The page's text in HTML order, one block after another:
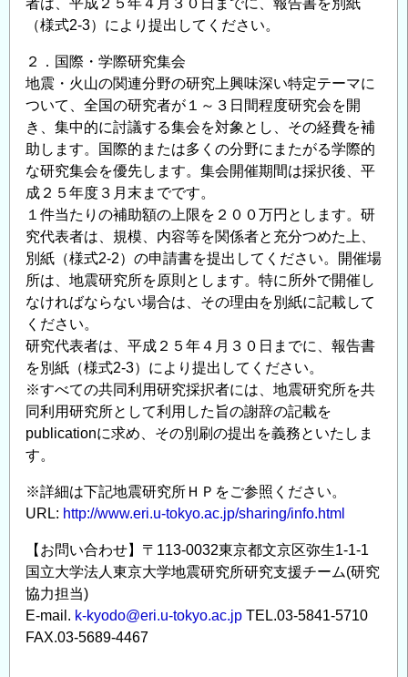
者は、平成２５年４月３０日までに、報告書を別紙
（様式2-3）により提出してください。
２．国際・学際研究集会
地震・火山の関連分野の研究上興味深い特定テーマに
ついて、全国の研究者が１～３日間程度研究会を開
き、集中的に討議する集会を対象とし、その経費を補
助します。国際的または多くの分野にまたがる学際的
な研究集会を優先します。集会開催期間は採択後、平
成２５年度３月末までです。
１件当たりの補助額の上限を２００万円とします。研
究代表者は、規模、内容等を関係者と充分つめた上、
別紙（様式2-2）の申請書を提出してください。開催場
所は、地震研究所を原則とします。特に所外で開催し
なければならない場合は、その理由を別紙に記載して
ください。
研究代表者は、平成２５年４月３０日までに、報告書
を別紙（様式2-3）により提出してください。
※すべての共同利用研究採択者には、地震研究所を共
同利用研究所として利用した旨の謝辞の記載を
publicationに求め、その別刷の提出を義務といたしま
す。
※詳細は下記地震研究所ＨＰをご参照ください。
URL: http://www.eri.u-tokyo.ac.jp/sharing/info.html
【お問い合わせ】〒113-0032東京都文京区弥生1-1-1
国立大学法人東京大学地震研究所研究支援チーム(研究
協力担当)
E-mail. k-kyodo@eri.u-tokyo.ac.jp TEL.03-5841-5710
FAX.03-5689-4467